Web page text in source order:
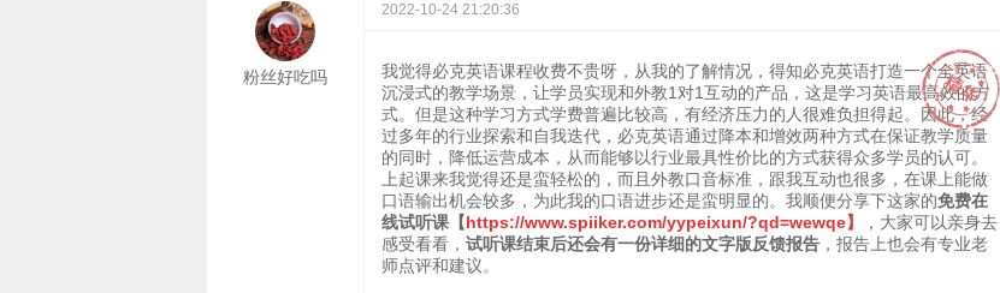
粉丝好吃吗
2022-10-24 21:20:36
我觉得必克英语课程收费不贵呀，从我的了解情况，得知必克英语打造一个全英语
沉浸式的教学场景，让学员实现和外教1对1互动的产品，这是学习英语最高效的方
式。但是这种学习方式学费普遍比较高，有经济压力的人很难负担得起。因此，经
过多年的行业探索和自我迭代，必克英语通过降本和增效两种方式在保证教学质量
的同时，降低运营成本，从而能够以行业最具性价比的方式获得众多学员的认可。
上起课来我觉得还是蛮轻松的，而且外教口音标准，跟我互动也很多，在课上能做
口语输出机会较多，为此我的口语进步还是蛮明显的。我顺便分享下这家的免费在
线试听课【https://www.spiiker.com/yypeixun/?qd=wewqe】
，大家可以亲身去
感受看看， 试听课结束后还会有一份详细的文字版反馈报告 ，报告上也会有专业老
师点评和建议。